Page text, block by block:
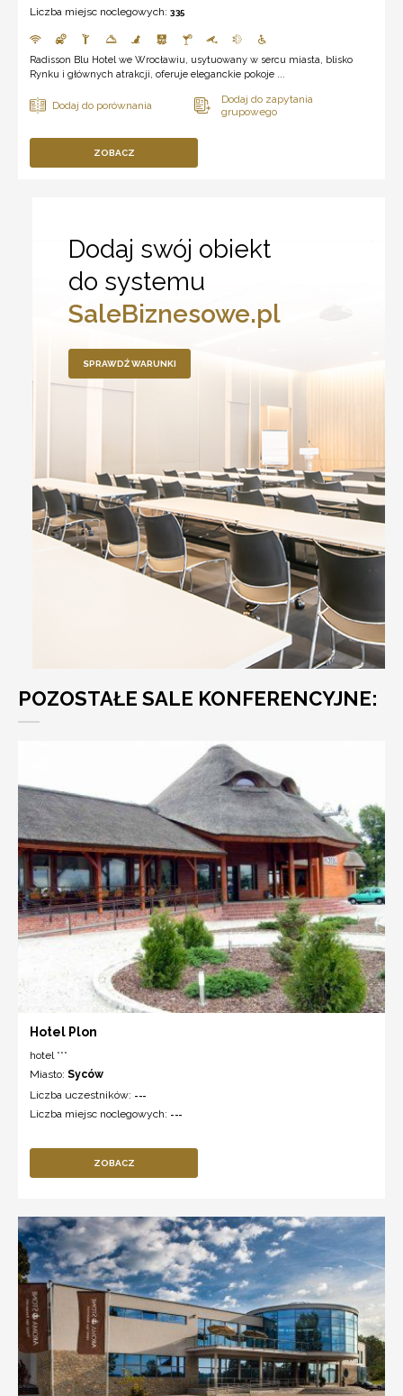
Liczba miejsc noclegowych: 335
Radisson Blu Hotel we Wrocławiu, usytuowany w sercu miasta, blisko
Rynku i głównych atrakcji, oferuje eleganckie pokoje ...
ZOBACZ
Dodaj swój obiekt
do systemu
SaleBiznesowe.pl
SPRAWDŹ WARUNKI
POZOSTAŁE SALE KONFERENCYJNE:
Hotel Plon
hotel ***
Miasto: Syców
Liczba uczestników: ---
Liczba miejsc noclegowych: ---
ZOBACZ